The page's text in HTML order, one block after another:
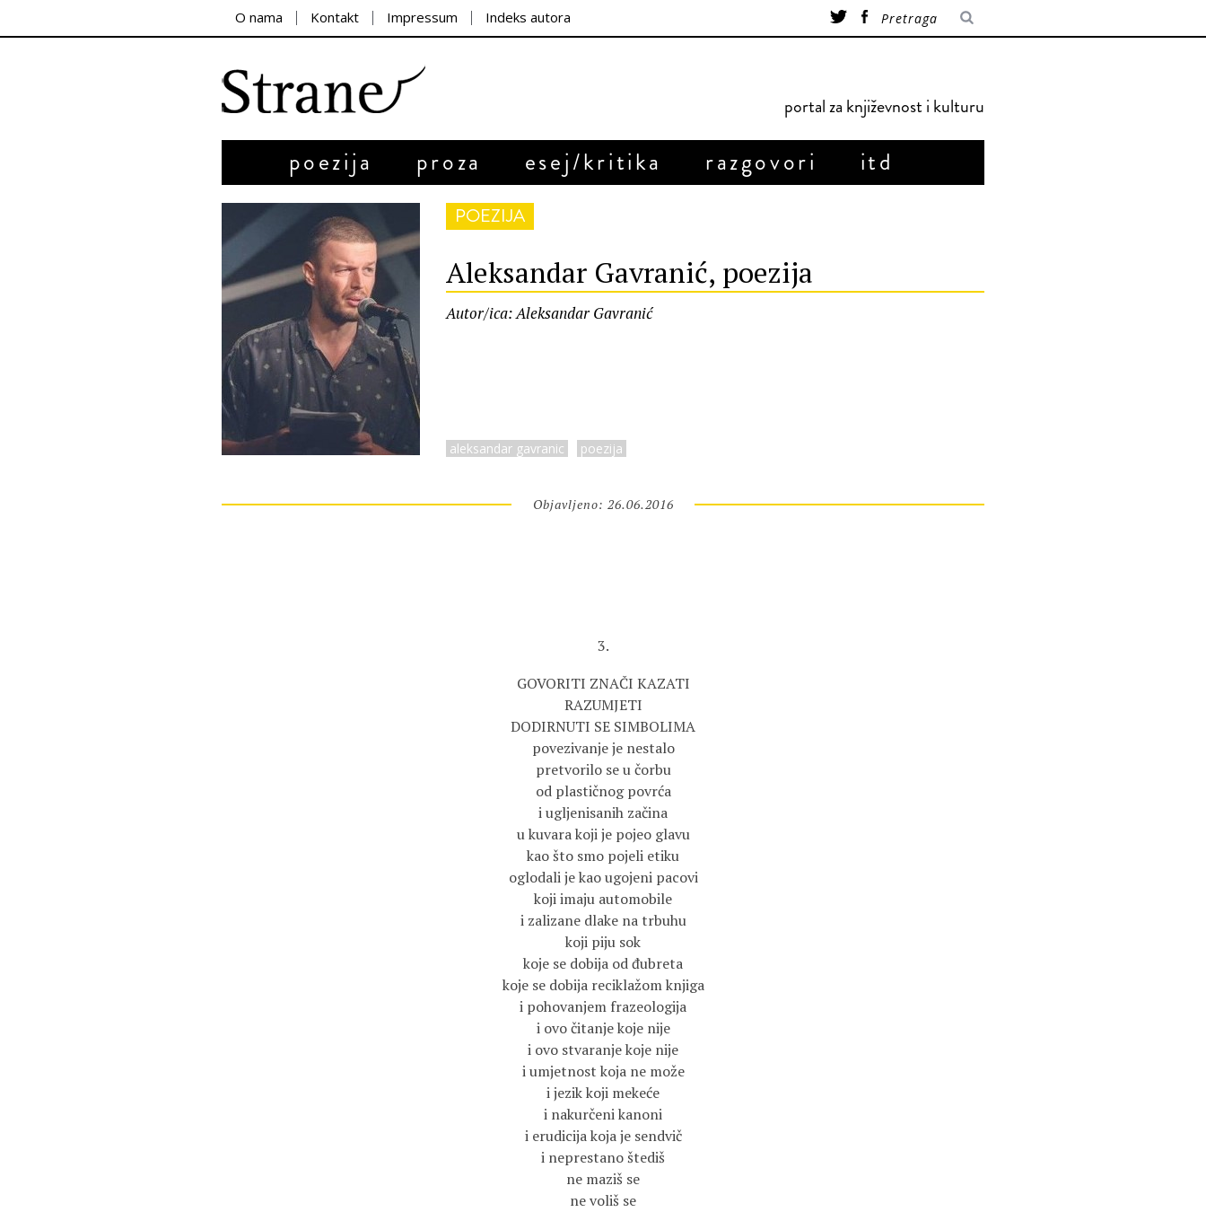
O nama Kontakt Impressum Indeks autora
portal za književnost i kulturu
poezija proza esej/kritika razgovori itd
POEZIJA
Aleksandar Gavranić, poezija
Autor/ica: Aleksandar Gavranić
aleksandar gavranic poezija
Objavljeno: 26.06.2016
3.
GOVORITI ZNAČI KAZATI
RAZUMJETI
DODIRNUTI SE SIMBOLIMA
povezivanje je nestalo
pretvorilo se u čorbu
od plastičnog povrća
i ugljenisanih začina
u kuvara koji je pojeo glavu
kao što smo pojeli etiku
oglodali je kao ugojeni pacovi
koji imaju automobile
i zalizane dlake na trbuhu
koji piju sok
koje se dobija od đubreta
koje se dobija reciklažom knjiga
i pohovanjem frazeologija
i ovo čitanje koje nije
i ovo stvaranje koje nije
i umjetnost koja ne može
i jezik koji mekeće
i nakurčeni kanoni
i erudicija koja je sendvič
i neprestano štediš
ne maziš se
ne voliš se